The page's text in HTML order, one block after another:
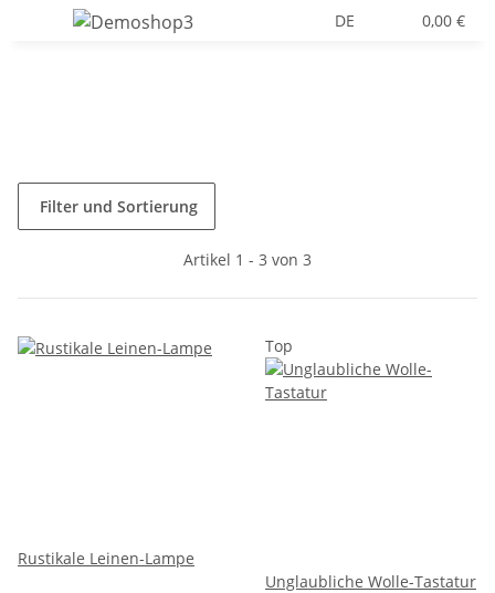
DE 0,00 €
Filter und Sortierung
Artikel 1 - 3 von 3
Rustikale Leinen-Lampe
Top
Unglaubliche Wolle-Tastatur